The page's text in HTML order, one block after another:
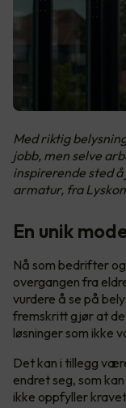
Med riktig
jobb, men selve
inspirerende sted
armatur, fra
En unik
Nå som bedrifter
overgangen fra
vurdere å se på
fremskritt gjør at
løsninger som ikke
Det kan i tillegg
endret seg, som
ikke oppfyller